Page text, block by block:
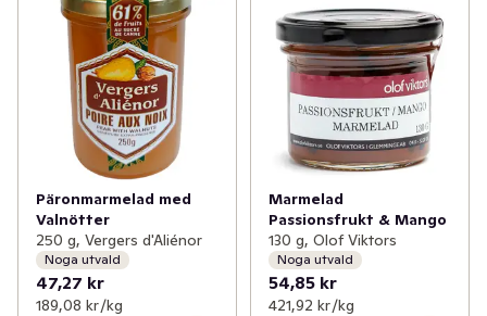
Päronmarmelad med
Valnötter
250 g, Vergers d'Aliénor
Noga utvald
47,27 kr
189,08 kr /kg
Marmelad
Passionsfrukt & Mango
130 g, Olof Viktors
Noga utvald
54,85 kr
421,92 kr /kg